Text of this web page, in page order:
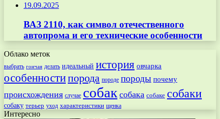
19.09.2025
ВАЗ 2110, как символ отечественного
автопрома и его технические особенности
Облако меток
выбрать гончая делать идеальный история овчарка
особенностипорода породе породы почему
происхождения случае собак собака собаке собаки
собаку терьер уход характеристики щенка
Интересно